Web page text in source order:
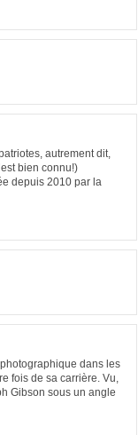
autrement dit,
bien connu!)
depuis 2010 par la
dans les
fois de sa carrière. Vu,
Gibson sous un angle